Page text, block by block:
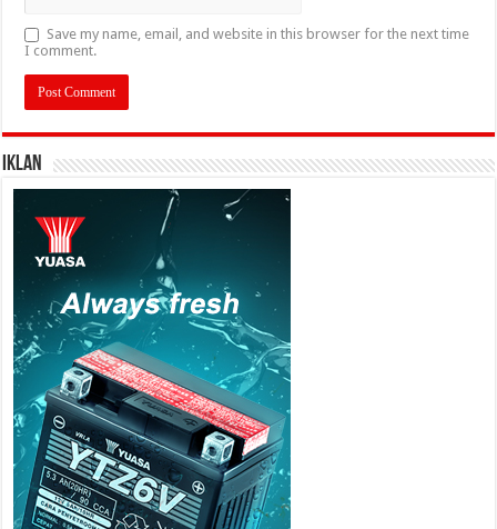
Save my name, email, and website in this browser for the next time
I comment.
IKLAN